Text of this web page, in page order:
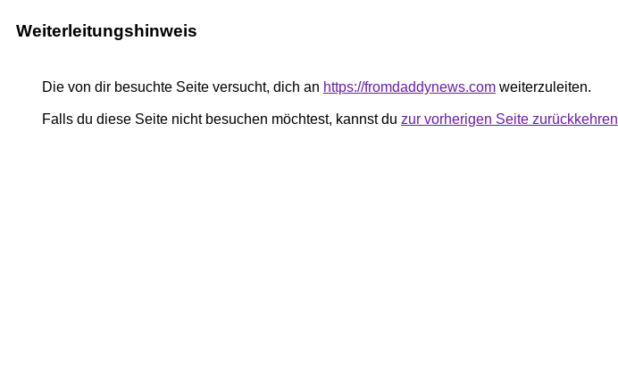
Weiterleitungshinweis
Die von dir besuchte Seite versucht, dich an https://fromdaddynews.com weiterzuleiten.
Falls du diese Seite nicht besuchen möchtest, kannst du zur vorherigen Seite zurückkehren